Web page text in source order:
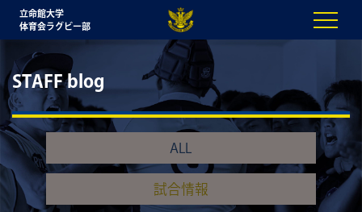
立命館大学
体育会ラグビー部
STAFF blog
ALL
試合情報